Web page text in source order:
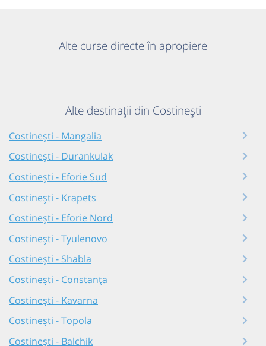
Alte curse directe în apropiere
Alte destinații din Costinești
Costinești - Mangalia
Costinești - Durankulak
Costinești - Eforie Sud
Costinești - Krapets
Costinești - Eforie Nord
Costinești - Tyulenovo
Costinești - Shabla
Costinești - Constanța
Costinești - Kavarna
Costinești - Topola
Costinești - Balchik